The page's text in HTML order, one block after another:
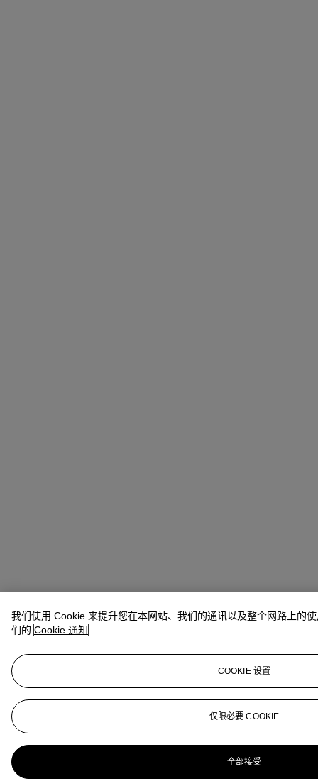
我们使用 Cookie 来提升您在本网站、我们的通讯以及整个网路上的
们的 Cookie 通知
COOKIE 设置
仅限必要 COOKIE
全部接受